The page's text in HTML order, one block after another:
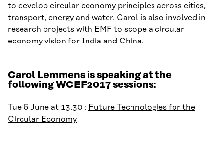
to develop circular economy principles across cities,
transport, energy and water. Carol is also involved in
research projects with EMF to scope a circular
economy vision for India and China.
Carol Lemmens is speaking at the
following WCEF2017 sessions:
Tue 6 June at 13.30 : Future Technologies for the
Circular Economy